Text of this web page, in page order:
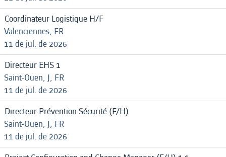
Coordinateur Logistique H/F
Valenciennes, FR
11 de jul. de 2026
Directeur EHS 1
Saint-Ouen, J, FR
11 de jul. de 2026
Directeur Prévention Sécurité (F/H)
Saint-Ouen, J, FR
11 de jul. de 2026